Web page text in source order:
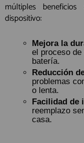
múltiples
dispositivo:
Mejora la
el proceso
batería.
Reducción
problemas
o lenta.
Facilidad de
reemplazo
casa.